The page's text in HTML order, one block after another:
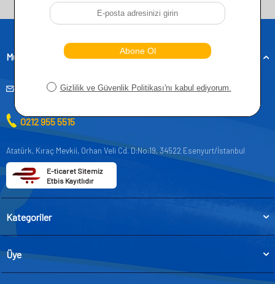
Toplam ürün bulunmaktadır.
Müşteri Hizmetleri
musteridestek@goodyearotoaksesuar.com.tr
0212 955 5515
Atatürk, Kıraç Mevkii, Orhan Veli Cd. D:No:19, 34522 Esenyurt/İstanbul
E-ticaret Sitemiz
Etbis Kayıtlıdır
Kategoriler
Üye